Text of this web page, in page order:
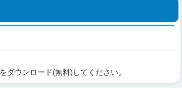
をダウンロード(無料)してください。